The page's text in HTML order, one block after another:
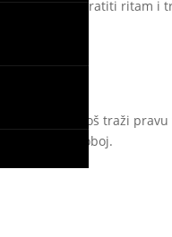
pokušati pratiti ritam i
Marjan još traži
i taktički dvoboj.